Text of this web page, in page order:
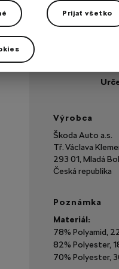
Kód
Výrobca
Škoda Auto a.s.
Tř. Václava
293 01, Mladá
Česká republika
Poznámka
Materiál:
78% Polyamid,
82% Polyester,
70% Polyester,
Prijať všetko